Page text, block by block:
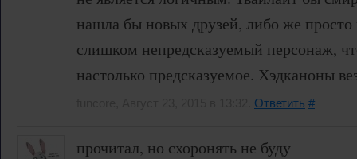
нашла бы новых друзей, либо же
слишком непредсказуемый персонаж,
настолько предсказуемое. Хэдканоны
Ответить #
прочитал, но схоронять не буду